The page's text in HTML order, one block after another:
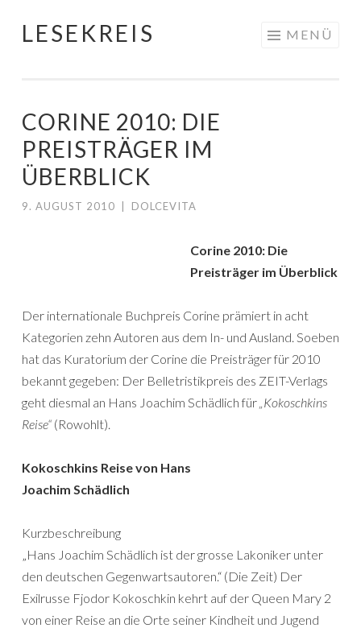
Springe
LESEKREIS MENÜ
CORINE 2010: DIE
PREISTRÄGER IM
ÜBERBLICK
9. AUGUST 2010 DOLCEVITA
Corine 2010: Die
Preisträger im Überblick
Der internationale Buchpreis Corine prämiert in acht
Kategorien zehn Autoren aus dem In- und Ausland. Soeben
hat das Kuratorium der Corine die Preisträger für 2010
bekannt gegeben: Der Belletristikpreis des ZEIT-Verlags
geht diesmal an Hans Joachim Schädlich für„Kokoschkins
Reise“ (Rowohlt).
Kokoschkins Reise von Hans
Joachim Schädlich
Kurzbeschreibung
„Hans Joachim Schädlich ist der grosse Lakoniker unter
den deutschen Gegenwartsautoren.“ (Die Zeit) Der
Exilrusse Fjodor Kokoschkin kehrt auf der Queen Mary 2
von einer Reise an die Orte seiner Kindheit und Jugend